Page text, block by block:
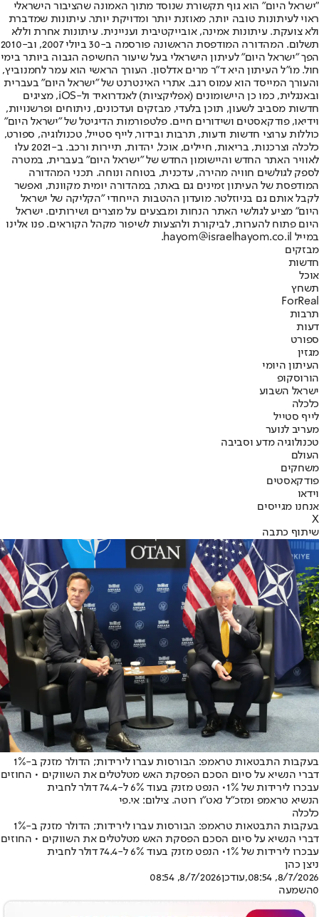
"ישראל היום" הוא גוף תקשורת שנוסד מתוך האמונה שהציבור הישראלי
ראוי לעיתונות טובה יותר, מאוזנת יותר ומדויקת יותר. עיתונות שמדברת
ולא צועקת. עיתונות אמינה, אובייקטיבית ועניינית. עיתונות אחרת וללא
תשלום. המהדורה המודפסת הראשונה פורסמה ב-30 ביולי 2007, וב-2010
הפך "ישראל היום" לעיתון הישראלי בעל שיעור החשיפה הגבוה ביותר בימי
חול. מו"ל העיתון היא ד"ר מרים אדלסון. העורך הראשי הוא עמר לחמנוביץ,
והעורך המייסד הוא עמוס רגב. אתרי האינטרנט של "ישראל היום" בעברית
ובאנגלית, כמו כן היישומונים (אפליקציות) לאנדרואיד ול-iOS, מציגים
חדשות מסביב לשעון, תוכן בלעדי, מבזקים ועדכונים, ניתוחים ופרשנויות,
וידיאו, פודקאסטים ושידורים חיים. פלטפורמות הדיגיטל של "ישראל היום"
כוללות ערוצי חדשות ודעות, תרבות ובידור, לייף סטייל, טכנולוגיה, ספורט,
כלכלה וצרכנות, בריאות, חיילים, אוכל, יהדות, תיירות ורכב. ב-2021 עלו
לאוויר האתר החדש והיישומון החדש של "ישראל היום" בעברית, במטרה
לספק לגולשים חוויה מהירה, עדכנית, בטוחה ונוחה. תכני המהדורה
המודפסת של העיתון זמינים גם באתר, במהדורה יומית מקוונת, ואפשר
לקבל אותם גם בניוזלטר. מועדון ההטבות הייחודי "הקליקה של ישראל
היום" מציע לגולשי האתר הנחות ומבצעים על מוצרים ושירותים. ישראל
היום פתוח להערות, לביקורת ולהצעות לשיפור מקהל הקוראים. פנו אלינו
במייל hayom@israelhayom.co.il.
מבזקים
חדשות
אוכל
תשחץ
ForReal
תרבות
דעות
ספורט
מגזין
העיתון היומי
הורוסקופ
ישראל השבוע
כלכלה
לייף סטייל
מעריב לנוער
טכנולוגיה מדע וסביבה
העולם
משחקים
פודקאסטים
וידאו
אנחנו מגייסים
X
שיתוף כתבה
בעקבות התבטאות טראמפ: הבורסות עברו לירידות; הדולר מזנק ב-1%
דברי הנשיא על סיום הסכם הפסקת האש מטלטלים את השווקים • החוזים
עבכרו לירידות של 1%• הנפט מזנק בעוד 6% ל-74.4 דולר לחבית
הנשיא טראמפ ומזכ"ל נאט"ו רוטה. צילום: אי.פי
כלכלה
בעקבות התבטאות טראמפ: הבורסות עברו לירידות; הדולר מזנק ב-1%
דברי הנשיא על סיום הסכם הפסקת האש מטלטלים את השווקים • החוזים
עבכרו לירידות של 1%• הנפט מזנק בעוד 6% ל-74.4 דולר לחבית
ניצן כהן
8/7/2026, 08:54
,עודכן8/7/2026, 08:54
0השמעה